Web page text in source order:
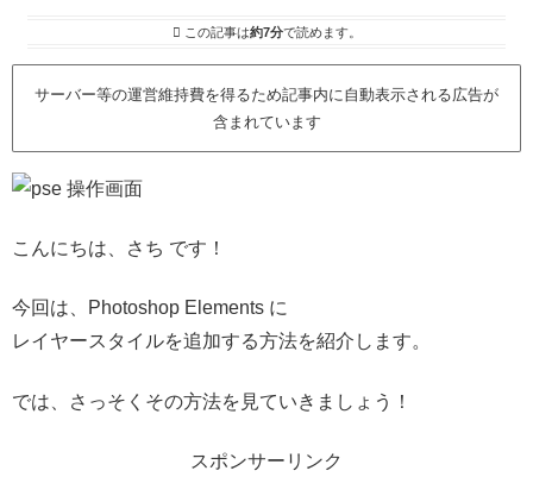
この記事は約7分で読めます。
サーバー等の運営維持費を得るため記事内に自動表示される広告が
含まれています
こんにちは、さち です！
今回は、Photoshop Elements に
レイヤースタイルを追加する方法を紹介します。
では、さっそくその方法を見ていきましょう！
スポンサーリンク